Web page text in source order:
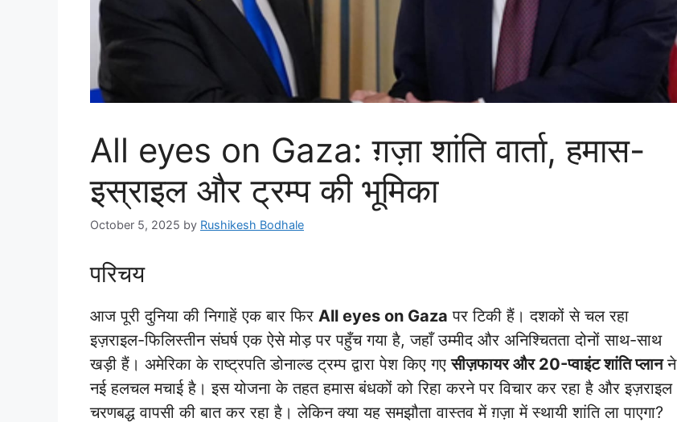
All eyes on Gaza: ग़ज़ा शांति वार्ता, हमास-
इस्राइल और ट्रम्प की भूमिका
October 5, 2025 by Rushikesh Bodhale
परिचय
आज पूरी दुनिया की निगाहें एक बार फिर All eyes on Gaza पर टिकी हैं। दशकों से चल रहा
इज़राइल-फिलिस्तीन संघर्ष एक ऐसे मोड़ पर पहुँच गया है, जहाँ उम्मीद और अनिश्चितता दोनों साथ-साथ
खड़ी हैं। अमेरिका के राष्ट्रपति डोनाल्ड ट्रम्प द्वारा पेश किए गएसीज़फायर और 20-प्वाइंट शांति प्लानने
नई हलचल मचाई है। इस योजना के तहत हमास बंधकों को रिहा करने पर विचार कर रहा है और इज़राइल
चरणबद्ध वापसी की बात कर रहा है। लेकिन क्या यह समझौता वास्तव में ग़ज़ा में स्थायी शांति ला पाएगा?